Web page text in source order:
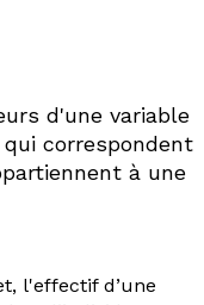
d'une variable
correspondent
à une
l'effectif d’une